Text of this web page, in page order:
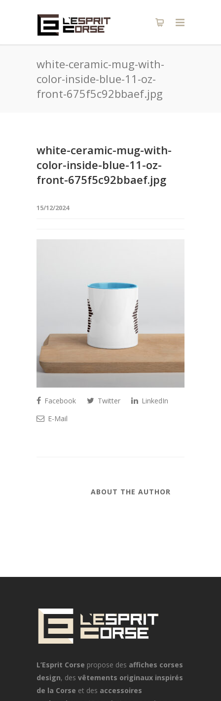
white-ceramic-mug-with-
color-inside-blue-11-oz-
front-675f5c92bbaef.jpg
white-ceramic-mug-with-
color-inside-blue-11-oz-
front-675f5c92bbaef.jpg
15/12/2024
Facebook Twitter
LinkedIn
E-Mail
ABOUT THE AUTHOR
L’Esprit Corse propose des affiches corses
design, des vêtements originaux inspirés
de la Corse et des accessoires